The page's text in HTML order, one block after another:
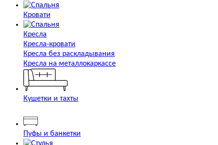
Кровати
Кресла
Кресла-кровати
Кресла без раскладывания
Кресла на металлокаркассе
Кушетки и тахты
Пуфы и банкетки